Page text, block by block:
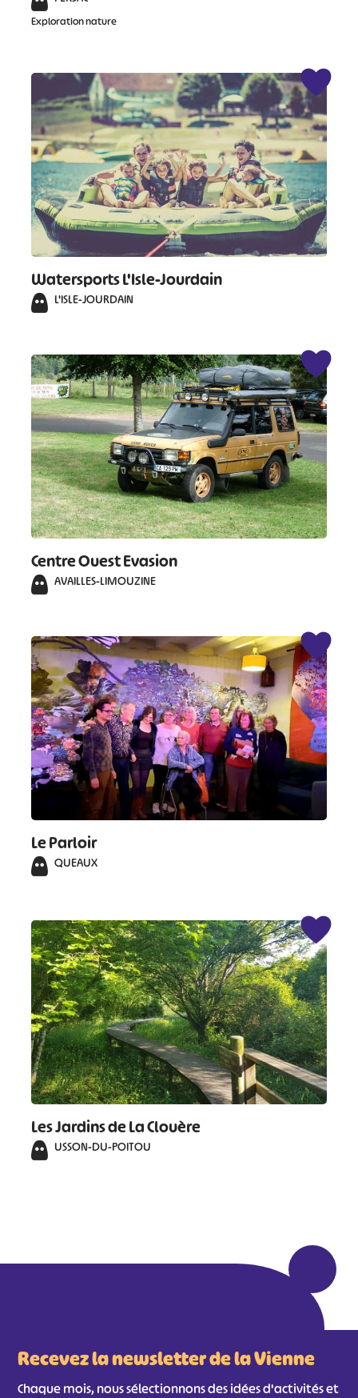
Exploration nature
Watersports L'Isle-Jourdain
L'ISLE-JOURDAIN
Centre Ouest Evasion
AVAILLES-LIMOUZINE
Le Parloir
QUEAUX
Les Jardins de La Clouère
USSON-DU-POITOU
Recevez la newsletter de la Vienne
Chaque mois, nous sélectionnons des idées d'activités et
# #
#
#
#
#